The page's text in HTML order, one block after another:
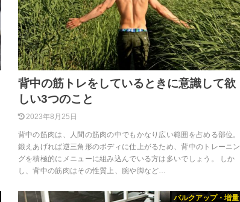
背中の筋トレをしているときに意識して欲
しい3つのこと
2023年8月25日
背中の筋肉は、人間の筋肉の中でもかなり広い範囲を占める部位。
鍛えあげれば逆三角形のボディに仕上がるため、背中のトレーニン
グを積極的にメニューに組み込んでいる方は多いでしょう。 しか
し、背中の筋肉はその性質上、腕や脚など…
バルクアップ・増量